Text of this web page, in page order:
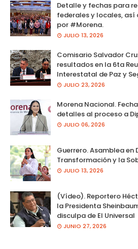
Detalle y fechas para
federales y locales,
por #Morena.
JULIO 13, 2026
Comisario Salvador
resultados en la 6ta
Interestatal de Paz y
JULIO 23, 2026
Morena Nacional.
detalles al proceso a
JULIO 06, 2026
Guerrero. Asamblea en
Transformación y la
JULIO 13, 2026
(Vídeo). Reportero
la Presidenta
disculpa de El Universal
JUNIO 27, 2026